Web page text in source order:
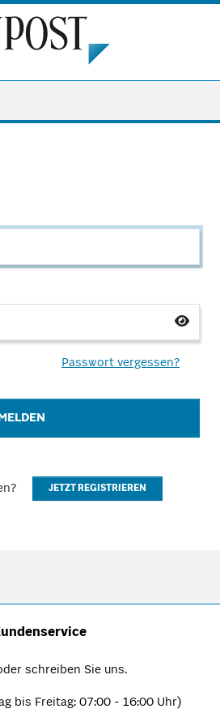
Passwort vergessen?
JETZT REGISTRIEREN
schreiben Sie uns.
bis Freitag: 07:00 - 16:00 Uhr)